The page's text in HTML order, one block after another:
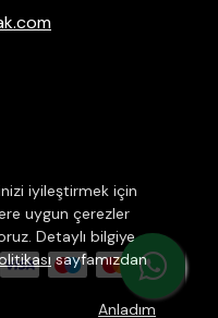
iyileştirmek için
uygun çerezler
Detaylı bilgiye
sayfamızdan
Anladım